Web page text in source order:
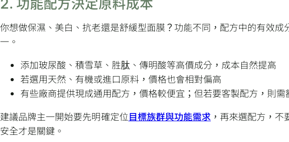
2. 功能配方決定原料成本
你想做保濕、美白、抗老還是舒緩型面膜？功能不同，配方中的有效
一。
添加玻尿酸、積雪草、胜肽、傳明酸等高價成分，成本自然提高
若選用天然、有機或進口原料，價格也會相對偏高
有些廠商提供現成通用配方，價格較便宜；但若要客製配方，則
建議品牌主一開始要先明確定位目標族群與功能需求 ，再來選配方，
安全才是關鍵。